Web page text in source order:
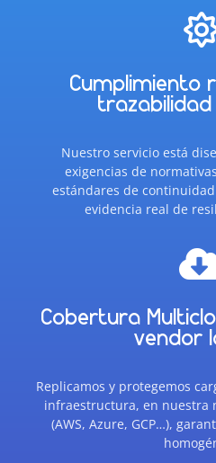
Cumplimiento
Nuestro servicio está
exigencias de
estándares de continuidad
evidencia real de
Cobertura
vendor
Replicamos y protegemos
infraestructura, en nuestra
(AWS, Azure, GCP…),